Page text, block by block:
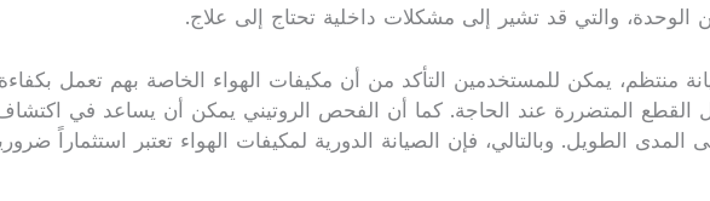
والتي قد تشير إلى مشكلات داخلية تحتاج إلى علاج.
منتظم، يمكن للمستخدمين التأكد من أن مكيفات الهواء الخاصة بهم تعمل
القطع المتضررة عند الحاجة. كما أن الفحص الروتيني يمكن أن يساعد في
الطويل. وبالتالي، فإن الصيانة الدورية لمكيفات الهواء تعتبر استثماراً